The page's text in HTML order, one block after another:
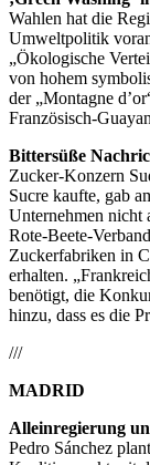
Wahlen hat die
Umweltpolitik
„Ökologische
von hohem
der „Montagne
Französisch-
Bittersüße
Zucker-Konzern
Sucre kaufte, gab
Unternehmen nicht
Rote-Beete-
Zuckerfabriken in
erhalten.
benötigt, die
hinzu, dass es die
///
MADRID
Alleinregierung
Pedro Sánchez